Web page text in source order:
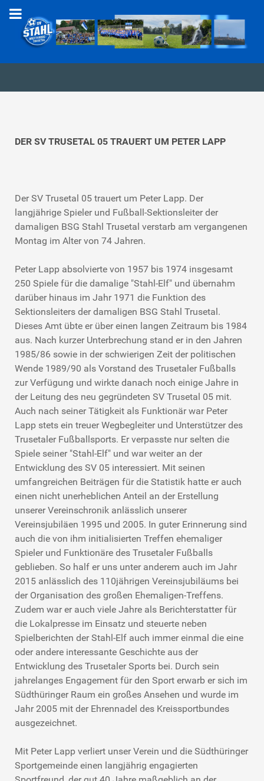
DER SV TRUSETAL 05 TRAUERT UM PETER LAPP
Der SV Trusetal 05 trauert um Peter Lapp. Der
langjährige Spieler und Fußball-Sektionsleiter der
damaligen BSG Stahl Trusetal verstarb am vergangenen
Montag im Alter von 74 Jahren.
Peter Lapp absolvierte von 1957 bis 1974 insgesamt
250 Spiele für die damalige "Stahl-Elf" und übernahm
darüber hinaus im Jahr 1971 die Funktion des
Sektionsleiters der damaligen BSG Stahl Trusetal.
Dieses Amt übte er über einen langen Zeitraum bis 1984
aus. Nach kurzer Unterbrechung stand er in den Jahren
1985/86 sowie in der schwierigen Zeit der politischen
Wende 1989/90 als Vorstand des Trusetaler Fußballs
zur Verfügung und wirkte danach noch einige Jahre in
der Leitung des neu gegründeten SV Trusetal 05 mit.
Auch nach seiner Tätigkeit als Funktionär war Peter
Lapp stets ein treuer Wegbegleiter und Unterstützer des
Trusetaler Fußballsports. Er verpasste nur selten die
Spiele seiner "Stahl-Elf" und war weiter an der
Entwicklung des SV 05 interessiert. Mit seinen
umfangreichen Beiträgen für die Statistik hatte er auch
einen nicht unerheblichen Anteil an der Erstellung
unserer Vereinschronik anlässlich unserer
Vereinsjubiläen 1995 und 2005. In guter Erinnerung sind
auch die von ihm initialisierten Treffen ehemaliger
Spieler und Funktionäre des Trusetaler Fußballs
geblieben. So half er uns unter anderem auch im Jahr
2015 anlässlich des 110jährigen Vereinsjubiläums bei
der Organisation des großen Ehemaligen-Treffens.
Zudem war er auch viele Jahre als Berichterstatter für
die Lokalpresse im Einsatz und steuerte neben
Spielberichten der Stahl-Elf auch immer einmal die eine
oder andere interessante Geschichte aus der
Entwicklung des Trusetaler Sports bei. Durch sein
jahrelanges Engagement für den Sport erwarb er sich im
Südthüringer Raum ein großes Ansehen und wurde im
Jahr 2005 mit der Ehrennadel des Kreissportbundes
ausgezeichnet.
Mit Peter Lapp verliert unser Verein und die Südthüringer
Sportgemeinde einen langjährig engagierten